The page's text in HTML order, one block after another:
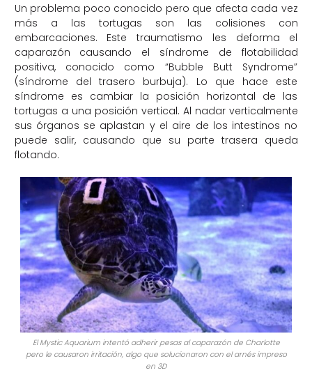
Un problema poco conocido pero que afecta cada vez
más a las tortugas son las colisiones con
embarcaciones. Este traumatismo les deforma el
caparazón causando el síndrome de flotabilidad
positiva, conocido como “Bubble Butt Syndrome”
(síndrome del trasero burbuja). Lo que hace este
síndrome es cambiar la posición horizontal de las
tortugas a una posición vertical. Al nadar verticalmente
sus órganos se aplastan y el aire de los intestinos no
puede salir, causando que su parte trasera queda
flotando.
El Mystic Aquarium intentó adherir pesas al caparazón de Charlotte
pero le causaron irritación, algo que solucionaron con el arnés impreso
en 3D